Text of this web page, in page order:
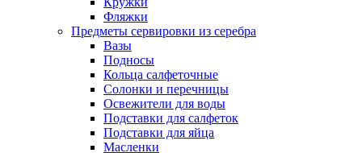
Фляжки
Предметы сервировки из серебра
Вазы
Подносы
Кольца салфеточные
Солонки и перечницы
Освежители для воды
Подставки для салфеток
Подставки для яйца
Масленки